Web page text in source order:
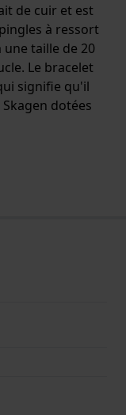
de cuir et est
à ressort
taille de 20
Le bracelet
signifie qu'il
dotées